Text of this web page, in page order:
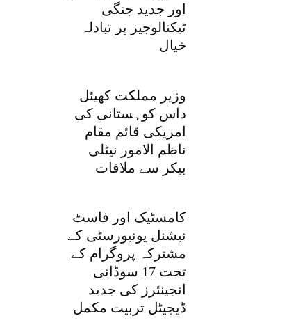
اور جدید جنگی
ٹیکنالوجیز پر تبادلہ
خیال
وزیر مملکت کھیئل
داس کوہستانی کی
امریکی قائم مقام
ناظم الامور نیٹلی
بیکر سے ملاقات
کامسٹیک اور فاسٹ
نیشنل یونیورسٹی کے
مشترکہ پروگرام کے
تحت 17 سوڈانی
انجینئرز کی جدید
ڈیجیٹل تربیت مکمل